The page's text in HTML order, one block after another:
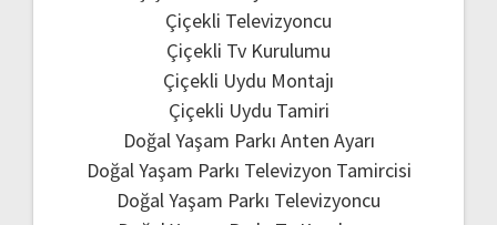
Çiçekli Televizyoncu
Çiçekli Tv Kurulumu
Çiçekli Uydu Montajı
Çiçekli Uydu Tamiri
Doğal Yaşam Parkı Anten Ayarı
Doğal Yaşam Parkı Televizyon Tamircisi
Doğal Yaşam Parkı Televizyoncu